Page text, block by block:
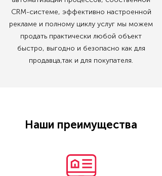
CRM-системе, эффективно настроенной
рекламе и полному циклу услуг мы можем
продать практически любой объект
быстро, выгодно и безопасно как для
продавца,так и для покупателя.
Наши преимущества